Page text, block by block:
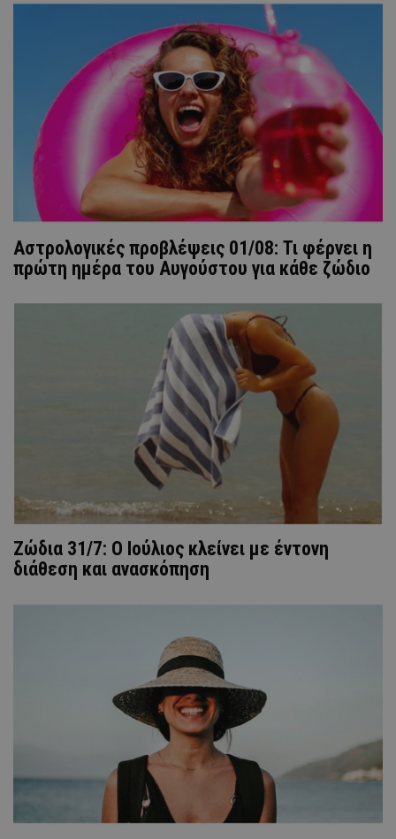
Αστρολογικές προβλέψεις 01/08: Τι φέρνει η
πρώτη ημέρα του Αυγούστου για κάθε ζώδιο
Ζώδια 31/7: Ο Ιούλιος κλείνει με έντονη
διάθεση και ανασκόπηση